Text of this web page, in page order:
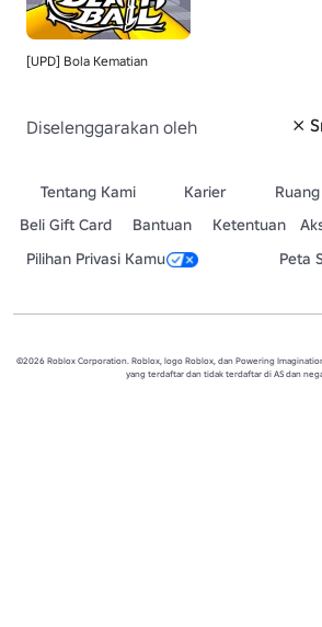
[UPD] Bola Kematian
Diselenggarakan oleh ⨯
Tentang Kami Karier
Beli Gift Card
Bantuan Ketentuan
Pilihan Privasi Kamu
Peta
©2026 Roblox Corporation. Roblox, logo Roblox, dan Powering
yang terdaftar dan tidak terdaftar di AS dan